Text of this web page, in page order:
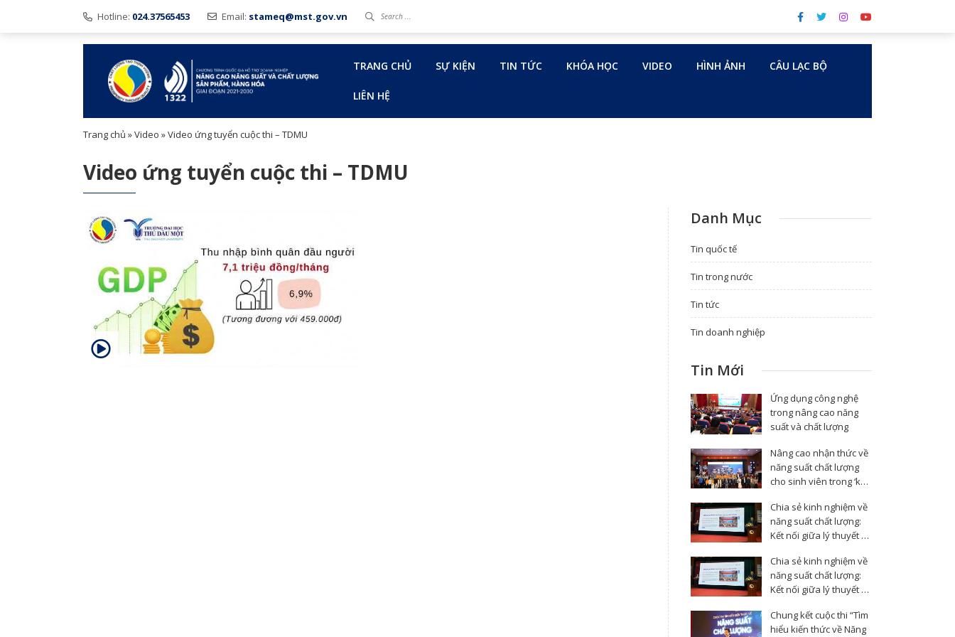
Hotline: 024.37565453 Email: stameq@mst.gov.vn
TRANG CHỦ SỰ KIỆN TIN TỨC KHÓA HỌC VIDEO HÌNH ẢNH CÂU LẠC BỘ
LIÊN HỆ
Trang chủ »Video »Video ứng tuyển cuộc thi – TDMU
Video ứng tuyển cuộc thi – TDMU
Danh Mục
Tin quốc tế
Tin trong nước
Tin tức
Tin doanh nghiệp
Tin Mới
Ứng dụng công nghệ
trong nâng cao năng
suất và chất lượng
Nâng cao nhận thức về
năng suất chất lượng
cho sinh viên trong ‘kỷ
dân tộc
Chia sẻ kinh nghiệm về
năng suất chất lượng:
Kết nối giữa lý thuyết và
Chia sẻ kinh nghiệm về
năng suất chất lượng:
Kết nối giữa lý thuyết và
Chung kết cuộc thi “Tìm
hiểu kiến thức về Năng